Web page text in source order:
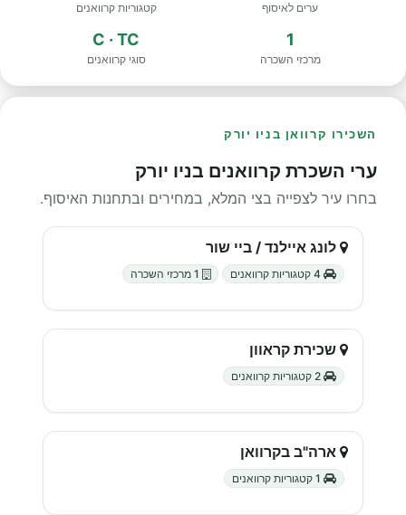
ערים לאיסוף קטגוריות קרוואנים
1
מרכזי השכרה
C · TC
סוגי קרוואנים
השכירו קרוואן בניו יורק
ערי השכרת קרוואנים בניו יורק
בחרו עיר לצפייה בצי המלא, במחירים ובתחנות האיסוף.
לונג איילנד / ביי שור
שכירת קראוון
ארה"ב בקרוואן